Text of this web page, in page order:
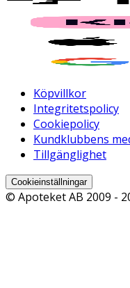
Köpvillkor
Integritetspolicy
Cookiepolicy
Kundklubbens
Tillgänglighet
Cookieinställningar
© Apoteket AB 2009 -